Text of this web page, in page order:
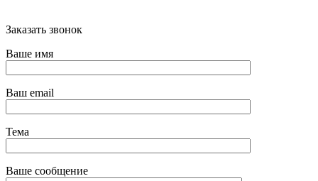
Заказать звонок
Ваше имя
Ваш email
Тема
Ваше сообщение